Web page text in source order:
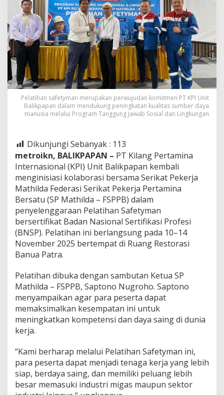
Pelatihan safetyman merupakan perwujudan komitmen PT KPI Unit
Balikpapan dalam mendukung peningkatan kualitas sumber daya
manusia melalui Program Tanggung Jawab Sosial dan Lingkungan
Dikunjungi Sebanyak : 113
metroikn, BALIKPAPAN – PT Kilang Pertamina
Internasional (KPI) Unit Balikpapan kembali
menginisiasi kolaborasi bersama Serikat Pekerja
Mathilda Federasi Serikat Pekerja Pertamina
Bersatu (SP Mathilda – FSPPB) dalam
penyelenggaraan Pelatihan Safetyman
bersertifikat Badan Nasional Sertifikasi Profesi
(BNSP). Pelatihan ini berlangsung pada 10–14
November 2025 bertempat di Ruang Restorasi
Banua Patra.
Pelatihan dibuka dengan sambutan Ketua SP
Mathilda – FSPPB, Saptono Nugroho. Saptono
menyampaikan agar para peserta dapat
memaksimalkan kesempatan ini untuk
meningkatkan kompetensi dan daya saing di dunia
kerja.
“Kami berharap melalui Pelatihan Safetyman ini,
para peserta dapat menjadi tenaga kerja yang lebih
siap, berdaya saing, dan memiliki peluang lebih
besar memasuki industri migas maupun sektor